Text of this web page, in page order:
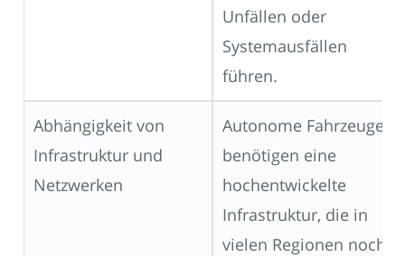
Unfällen oder
Systemausfällen
führen.
Abhängigkeit von
Infrastruktur und
Netzwerken
Autonome Fahrzeuge
benötigen eine
hochentwickelte
Infrastruktur, die in
vielen Regionen noch